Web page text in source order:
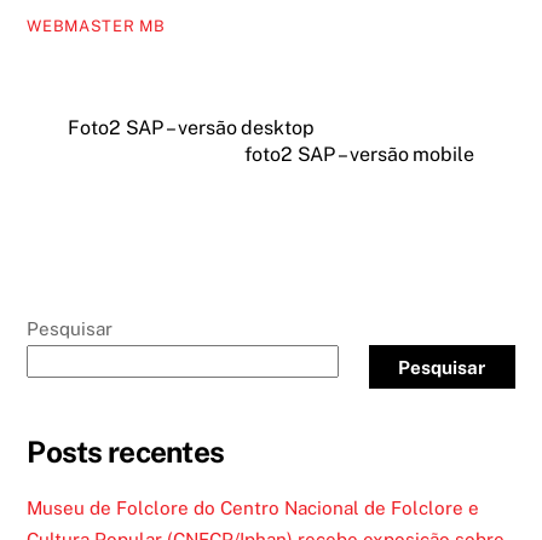
WEBMASTER MB
Foto2 SAP – versão desktop
foto2 SAP – versão mobile
Pesquisar
Pesquisar
Posts recentes
Museu de Folclore do Centro Nacional de Folclore e